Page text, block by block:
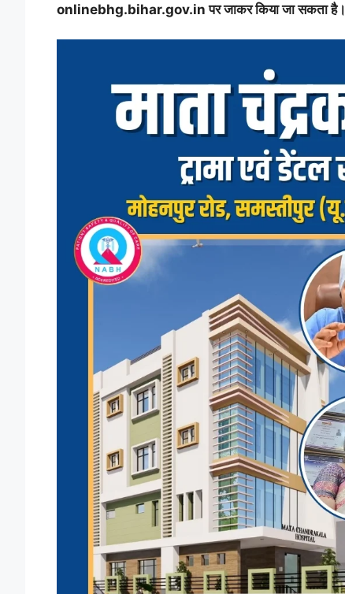
onlinebhg.bihar.gov.in पर जाकर किया जा सकता है।